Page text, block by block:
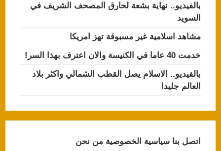
بالفيديو.. نهاية بشعة لحارق المصحف الشريف في
السويد
مشاهد اسلامية غير مسبوقة تهز امريكا
خدمت 40 عاما في الكنيسة والان اعترف بهذا السر!
بالفيديو.. الاسلام يصل القطب الشمالي واكثر بلاد
العالم جليدا
اتصل بناسياسية الخصوصيةمن نحن